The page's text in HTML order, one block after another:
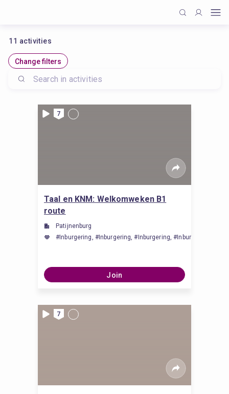
11 activities
Change filters
7
Taal en KNM: Welkomweken B1
route
Patijnenburg
#Inburgering, #Inburgering, #Inburgering, #Inburgering,
Join
7